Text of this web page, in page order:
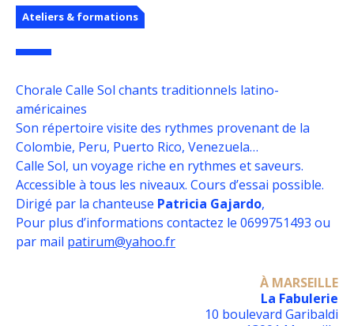
Ateliers & formations
Chorale Calle Sol chants traditionnels latino-
américaines
Son répertoire visite des rythmes provenant de la
Colombie, Peru, Puerto Rico, Venezuela…
Calle Sol, un voyage riche en rythmes et saveurs.
Accessible à tous les niveaux. Cours d’essai possible.
Dirigé par la chanteuse Patricia Gajardo,
Pour plus d’informations contactez le 0699751493 ou
par mail patirum@yahoo.fr
À MARSEILLE
La Fabulerie
10 boulevard Garibaldi